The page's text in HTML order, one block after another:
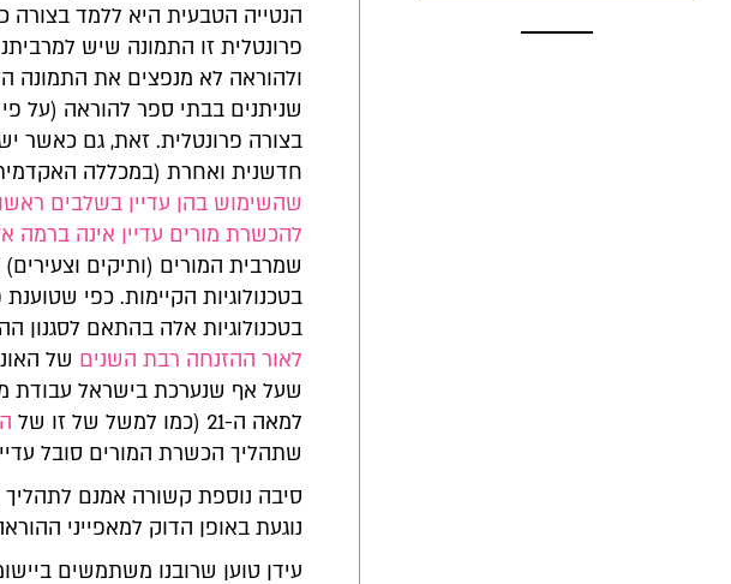
הנטייה הטבעית היא ללמד בצורה
פרונטלית זו התמונה שיש
ולהוראה לא מנפצים את התמונה
שניתנים בבתי ספר להוראה (על
בצורה פרונטלית. זאת, גם כאשר
חדשנית ואחרת (במכללה
שהשימוש בהן עדיין בשלבים
להכשרת מורים עדיין אינה ברמה
שמרבית המורים (ותיקים
בטכנולוגיות הקיימות. כפי שטוענת
בטכנולוגיות אלה בהתאם לסגנון
לאור ההזנחה רבת השנים של
שעל אף שנערכת בישראל עבודת
למאה ה-21 (כמו למשל של זו של
שתהליך הכשרת המורים סובל
סיבה נוספת קשורה אמנם
נוגעת באופן הדוק למאפייני
עידן טוען שרובנו משתמשים